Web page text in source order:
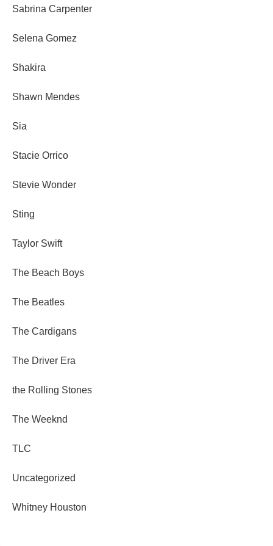
Sabrina Carpenter
Selena Gomez
Shakira
Shawn Mendes
Sia
Stacie Orrico
Stevie Wonder
Sting
Taylor Swift
The Beach Boys
The Beatles
The Cardigans
The Driver Era
the Rolling Stones
The Weeknd
TLC
Uncategorized
Whitney Houston